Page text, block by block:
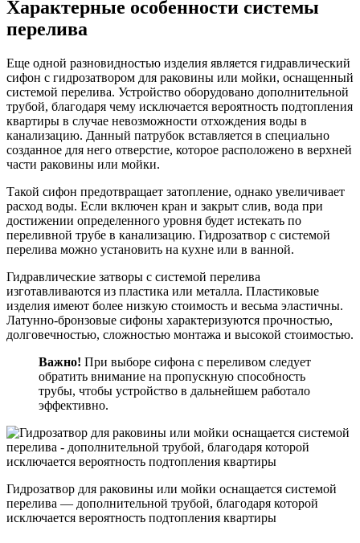
Характерные особенности системы
перелива
Еще одной разновидностью изделия является гидравлический
сифон с гидрозатвором для раковины или мойки, оснащенный
системой перелива. Устройство оборудовано дополнительной
трубой, благодаря чему исключается вероятность подтопления
квартиры в случае невозможности отхождения воды в
канализацию. Данный патрубок вставляется в специально
созданное для него отверстие, которое расположено в верхней
части раковины или мойки.
Такой сифон предотвращает затопление, однако увеличивает
расход воды. Если включен кран и закрыт слив, вода при
достижении определенного уровня будет истекать по
переливной трубе в канализацию. Гидрозатвор с системой
перелива можно установить на кухне или в ванной.
Гидравлические затворы с системой перелива
изготавливаются из пластика или металла. Пластиковые
изделия имеют более низкую стоимость и весьма эластичны.
Латунно-бронзовые сифоны характеризуются прочностью,
долговечностью, сложностью монтажа и высокой стоимостью.
Важно! При выборе сифона с переливом следует
обратить внимание на пропускную способность
трубы, чтобы устройство в дальнейшем работало
эффективно.
Гидрозатвор для раковины или мойки оснащается системой
перелива — дополнительной трубой, благодаря которой
исключается вероятность подтопления квартиры